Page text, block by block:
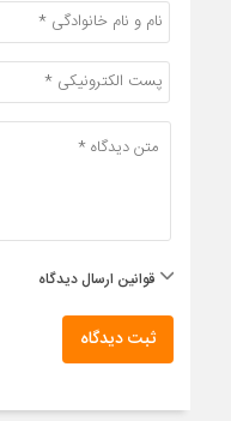
قوانین ارسال دیدگاه
ثبت دیدگاه